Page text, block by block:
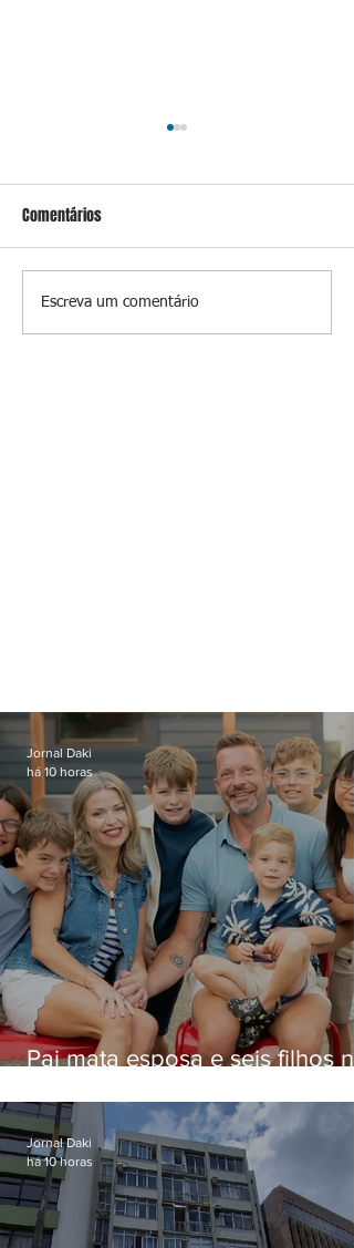
Comentários
Escreva um comentário
Pai mata esposa e seis filhos
Jornal Daki
há 10 horas
Jornal Daki
há 10 horas